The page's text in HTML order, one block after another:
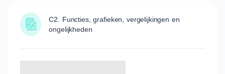
C2. Functies, grafieken, vergelijkingen en
ongelijkheden